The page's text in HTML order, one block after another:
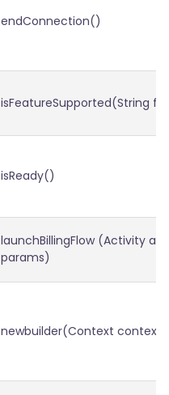
endConnection()
isFeatureSupported(String
isReady()
launchBillingFlow (Activity
params)
newbuilder(Context context)